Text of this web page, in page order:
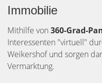
Immobilie
Mithilfe von 360-Grad-
Interessenten "virtuell"
Weikershof und sorgen
Vermarktung.